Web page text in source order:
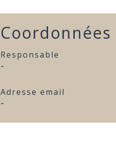
Responsable
-
Adresse email
-